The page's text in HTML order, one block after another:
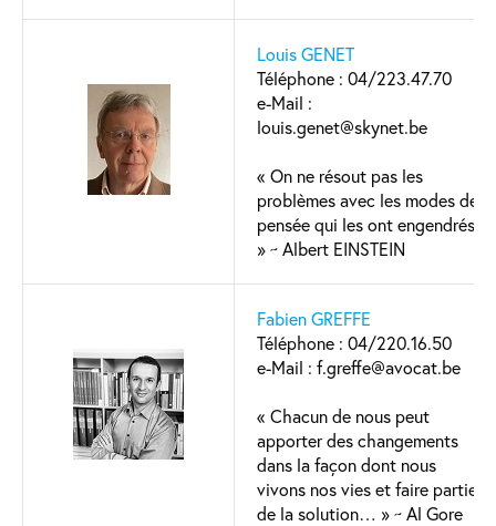
Louis GENET
Téléphone : 04/223.47.70
e-Mail :
louis.genet@skynet.be
« On ne résout pas les
problèmes avec les modes de
pensée qui les ont engendrés.
» ~ Albert EINSTEIN
Fabien GREFFE
Téléphone : 04/220.16.50
e-Mail : f.greffe@avocat.be
« Chacun de nous peut
apporter des changements
dans la façon dont nous
vivons nos vies et faire partie
de la solution… » ~ Al Gore